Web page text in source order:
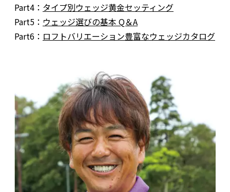
Part4： タイプ別ウェッジ黄金セッティング
Part5： ウェッジ選びの基本 Q＆A
Part6： ロフトバリエーション豊富なウェッジカタログ